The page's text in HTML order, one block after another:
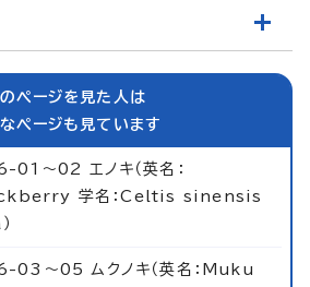
ページを見た人は
ページも見ています
～02 エノキ（英名：
学名：Celtis sinensis
03～05 ムクノキ（英名：Muku